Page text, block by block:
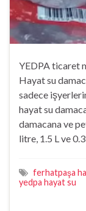
YEDPA ticaret
Hayat su
sadece
hayat su
damacana ve
litre, 1.5 L ve
ferhatpaşa
yedpa hayat su